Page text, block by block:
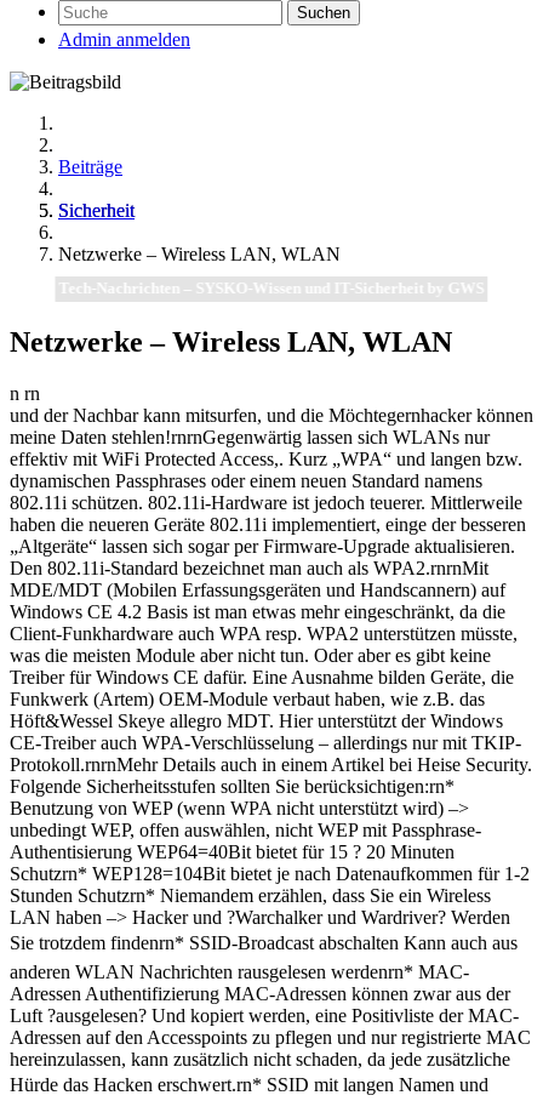
Suchen
Admin anmelden
Beiträge
Sicherheit
Netzwerke – Wireless LAN, WLAN
Tech-Nachrichten – SYSKO-Wissen und IT-Sicherheit by GWS
Netzwerke – Wireless LAN, WLAN
n rn
und der Nachbar kann mitsurfen, und die Möchtegernhacker können
meine Daten stehlen!rnrnGegenwärtig lassen sich WLANs nur
effektiv mit WiFi Protected Access,. Kurz „WPA“ und langen bzw.
dynamischen Passphrases oder einem neuen Standard namens
802.11i schützen. 802.11i-Hardware ist jedoch teuerer. Mittlerweile
haben die neueren Geräte 802.11i implementiert, einge der besseren
„Altgeräte“ lassen sich sogar per Firmware-Upgrade aktualisieren.
Den 802.11i-Standard bezeichnet man auch als WPA2.rnrnMit
MDE/MDT (Mobilen Erfassungsgeräten und Handscannern) auf
Windows CE 4.2 Basis ist man etwas mehr eingeschränkt, da die
Client-Funkhardware auch WPA resp. WPA2 unterstützen müsste,
was die meisten Module aber nicht tun. Oder aber es gibt keine
Treiber für Windows CE dafür. Eine Ausnahme bilden Geräte, die
Funkwerk (Artem) OEM-Module verbaut haben, wie z.B. das
Höft&Wessel Skeye allegro MDT. Hier unterstützt der Windows
CE-Treiber auch WPA-Verschlüsselung – allerdings nur mit TKIP-
Protokoll.rnrnMehr Details auch in einem Artikel bei Heise Security.
Folgende Sicherheitsstufen sollten Sie berücksichtigen:rn*
Benutzung von WEP (wenn WPA nicht unterstützt wird) –>
unbedingt WEP, offen auswählen, nicht WEP mit Passphrase-
Authentisierung WEP64=40Bit bietet für 15 ? 20 Minuten
Schutzrn* WEP128=104Bit bietet je nach Datenaufkommen für 1-2
Stunden Schutzrn* Niemandem erzählen, dass Sie ein Wireless
LAN haben –> Hacker und ?Warchalker und Wardriver? Werden
Sie trotzdem findenrn* SSID-Broadcast abschalten Kann auch aus
anderen WLAN Nachrichten rausgelesen werdenrn* MAC-
Adressen Authentifizierung MAC-Adressen können zwar aus der
Luft ?ausgelesen? Und kopiert werden, eine Positivliste der MAC-
Adressen auf den Accesspoints zu pflegen und nur registrierte MAC
hereinzulassen, kann zusätzlich nicht schaden, da jede zusätzliche
Hürde das Hacken erschwert.rn* SSID mit langen Namen und